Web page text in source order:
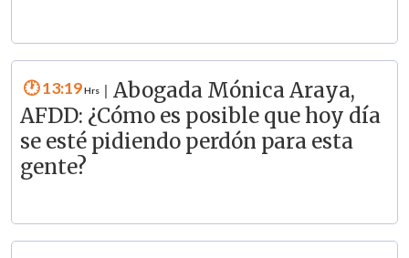
13:19
Abogada Mónica Araya,
AFDD: ¿Cómo es posible que hoy día
se esté pidiendo perdón para esta
gente?